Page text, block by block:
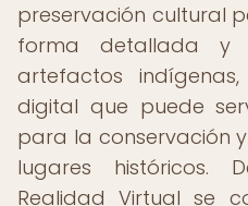
preservación cultural
forma detallada y
artefactos
digital que puede
para la conservación
lugares históricos.
Realidad Virtual se